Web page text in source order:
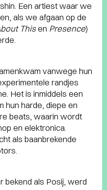
Een artiest waar we
als we afgaan op de
Thisen Presence)
vanwege hun
randjes
Het is inmiddels een
hun harde, diepe en
beats, waarin wordt
en elektronica.
als baanbrekende
bekend als Posij, werd